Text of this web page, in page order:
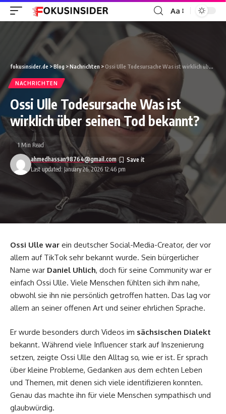
Font
Aa
fokusinsider.de>Blog >Nachrichten >Ossi Ulle Todesursache Was ist wirklich über seinen Tod bekannt?
NACHRICHTEN
Ossi Ulle Todesursache Was ist
wirklich über seinen Tod bekannt?
Last updated: January 26, 2026 12:46 pm
ahmedhassan98764@gmail.com
1 Min Read
Ossi Ulle war ein deutscher Social-Media-Creator, der vor
allem auf TikTok sehr bekannt wurde. Sein bürgerlicher
Name war Daniel Uhlich, doch für seine Community war er
einfach Ossi Ulle. Viele Menschen fühlten sich ihm nahe,
obwohl sie ihn nie persönlich getroffen hatten. Das lag vor
allem an seiner offenen Art und seiner ehrlichen Sprache.
Er wurde besonders durch Videos im sächsischen Dialekt
bekannt. Während viele Influencer stark auf Inszenierung
setzen, zeigte Ossi Ulle den Alltag so, wie er ist. Er sprach
über kleine Probleme, Gedanken aus dem echten Leben
und Themen, mit denen sich viele identifizieren konnten.
Genau das machte ihn für viele Menschen sympathisch und
glaubwürdig.